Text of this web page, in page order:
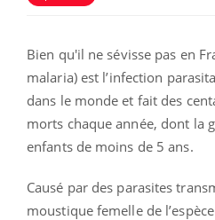
Bien qu'il ne sévisse pas en
malaria) est l’infection
dans le monde et fait des
morts chaque année, dont la
enfants de moins de 5 ans.
Causé par des parasites
moustique femelle de